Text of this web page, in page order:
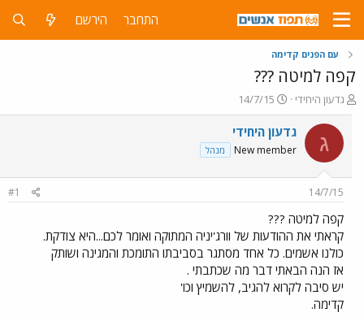
התחבר הירשם
עם הפנים קדימה
קפה למיטה ???
פ
ו
ת
ח
ה
ש
א
גדעון היחידי
פ
ו
ר
ס
ם
ר
י
ך
14/7/15
ג גדעון היחידי
New member מנהל
14/7/15
#1
קפה למיטה ???
קראתי את ההודעות של וורג'יניה המתוקה ואומר לכם...היא צודקת.
כולנו אשמים. כל אחד מסתגר בסביבתו התומכת והמגינה ושותק
אז הנה הבאתי דבר מה שכתבתי .
יש סיבה לקרוא להגיב, להשמיץ וכו'
קדימה.